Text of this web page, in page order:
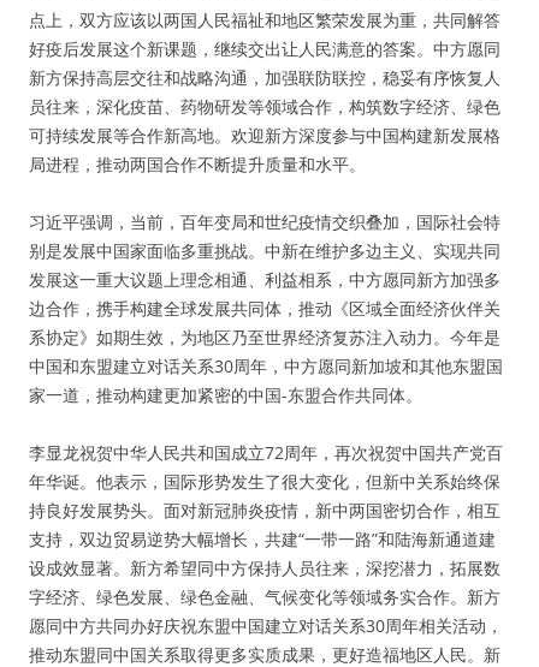
点上，双方应该以两国人民福祉和地区繁荣发展为重，共同解答
好疫后发展这个新课题，继续交出让人民满意的答案。中方愿同
新方保持高层交往和战略沟通，加强联防联控，稳妥有序恢复人
员往来，深化疫苗、药物研发等领域合作，构筑数字经济、绿色
可持续发展等合作新高地。欢迎新方深度参与中国构建新发展格
局进程，推动两国合作不断提升质量和水平。
习近平强调，当前，百年变局和世纪疫情交织叠加，国际社会特
别是发展中国家面临多重挑战。中新在维护多边主义、实现共同
发展这一重大议题上理念相通、利益相系，中方愿同新方加强多
边合作，携手构建全球发展共同体，推动《区域全面经济伙伴关
系协定》如期生效，为地区乃至世界经济复苏注入动力。今年是
中国和东盟建立对话关系30周年，中方愿同新加坡和其他东盟国
家一道，推动构建更加紧密的中国-东盟合作共同体。
李显龙祝贺中华人民共和国成立72周年，再次祝贺中国共产党百
年华诞。他表示，国际形势发生了很大变化，但新中关系始终保
持良好发展势头。面对新冠肺炎疫情，新中两国密切合作，相互
支持，双边贸易逆势大幅增长，共建“一带一路”和陆海新通道建
设成效显著。新方希望同中方保持人员往来，深挖潜力，拓展数
字经济、绿色发展、绿色金融、气候变化等领域务实合作。新方
愿同中方共同办好庆祝东盟中国建立对话关系30周年相关活动，
推动东盟同中国关系取得更多实质成果，更好造福地区人民。新